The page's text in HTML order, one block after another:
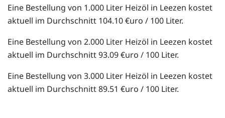
Eine Bestellung von 1.000 Liter Heizöl in Leezen kostet
aktuell im Durchschnitt 104.10 €uro / 100 Liter.
Eine Bestellung von 2.000 Liter Heizöl in Leezen kostet
aktuell im Durchschnitt 93.09 €uro / 100 Liter.
Eine Bestellung von 3.000 Liter Heizöl in Leezen kostet
aktuell im Durchschnitt 89.51 €uro / 100 Liter.